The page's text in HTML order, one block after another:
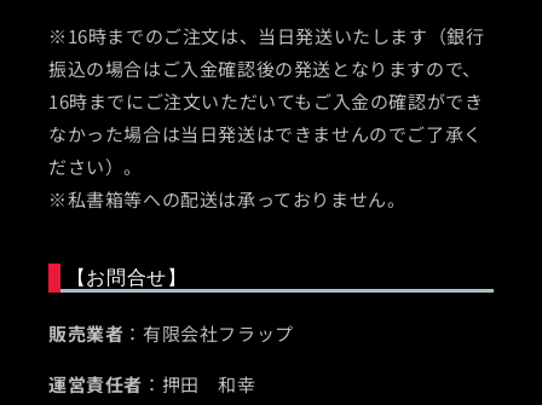
※16時までのご注文は、当日発送いたします（銀行
振込の場合はご入金確認後の発送となりますので、
16時までにご注文いただいてもご入金の確認ができ
なかった場合は当日発送はできませんのでご了承く
ださい）。
※私書箱等への配送は承っておりません。
【お問合せ】
販売業者 ：有限会社フラップ
運営責任者 ：押田 和幸